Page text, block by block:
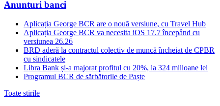
Anunturi banci
Aplicația George BCR are o nouă versiune, cu Travel Hub
Aplicația George BCR va necesita iOS 17.7 începând cu
versiunea 26.26
BRD aderă la contractul colectiv de muncă încheiat de CPBR
cu sindicatele
Libra Bank și-a majorat profitul cu 20%, la 324 milioane lei
Programul BCR de sărbătorile de Paște
Toate stirile